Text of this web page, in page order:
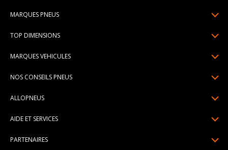
MARQUES PNEUS
Pneus Continental
Pneus Hankook
Pneus Dunlop
TOP DIMENSIONS
195/65R15
205/60R16
225/45R17
MARQUES VEHICULES
Peugeot
Audi
NOS CONSEILS PNEUS
Pression pneu
ALLOPNEUS
Espace Presse
AIDE ET SERVICES
PARTENAIRES